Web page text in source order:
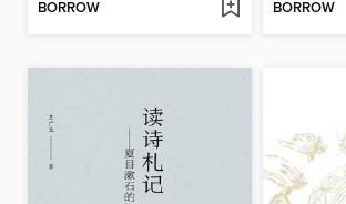
BORROW BORROW